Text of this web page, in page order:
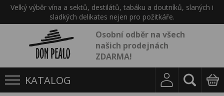
Velký výběr vína a sektů, destilátů, tabáku a doutníků, slaných i
sladkých delikates nejen pro požitkáře.
Osobní odběr na všech
našich prodejnách
ZDARMA!
KATALOG